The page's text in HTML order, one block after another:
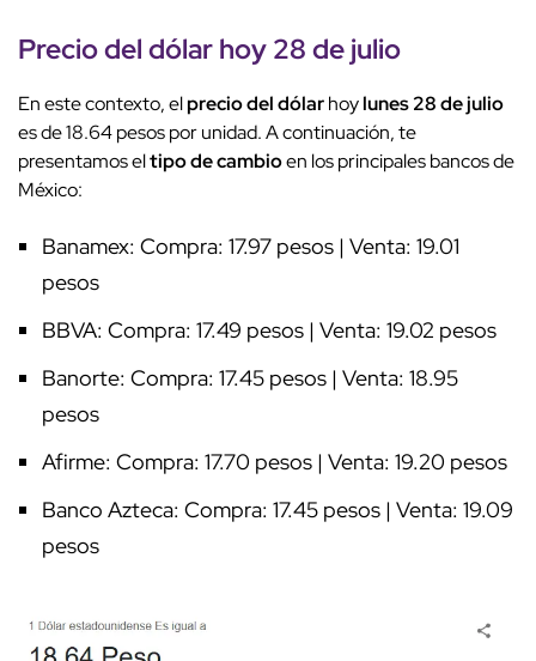
Precio del dólar hoy 28 de julio
En este contexto, elprecio del dólarhoylunes 28 de julio
es de 18.64 pesos por unidad. A continuación, te
presentamos eltipo de cambioen los principales bancos de
México:
Banamex: Compra: 17.97 pesos | Venta: 19.01
pesos
BBVA: Compra: 17.49 pesos | Venta: 19.02 pesos
Banorte: Compra: 17.45 pesos | Venta: 18.95
pesos
Afirme: Compra: 17.70 pesos | Venta: 19.20 pesos
Banco Azteca: Compra: 17.45 pesos | Venta: 19.09
pesos